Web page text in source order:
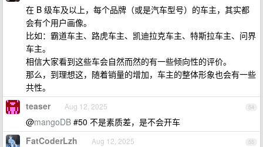
在 B 级车及以上，每个品牌（或是汽车型号）的车主，其实都
会有个用户画像。
比如：霸道车主、路虎车主、凯迪拉克车主、特斯拉车主、问界
车主。
相信大家看到这些车会自然而然的有一些倾向性的评价。
那么，到理想这，随着销量的增加，车主的整体形象也会有一些
共性。
54
teaser Aug 12, 2025
@mangoDB #50 不是素质差，是不会开车
55
FatCoderLzh Aug 12, 2025